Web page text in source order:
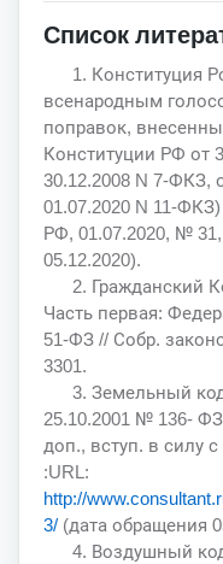
Список
1. Конституция
всенародным
поправок,
Конституции РФ от
30.12.2008 N 7-ФКЗ,
01.07.2020 N 11-
РФ, 01.07.2020, №
05.12.2020).
2. Гражданский
Часть первая:
51-ФЗ // Собр.
3301.
3. Земельный
25.10.2001 № 136-
доп., вступ. в силу
:URL:
http://
3/ (дата обращения
4. Воздушный